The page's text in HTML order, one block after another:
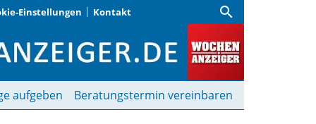
Einstellungen Kontakt search
aufgeben Beratungstermin vereinbaren